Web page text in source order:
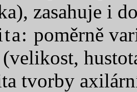
zasahuje i
poměrně
tvorby